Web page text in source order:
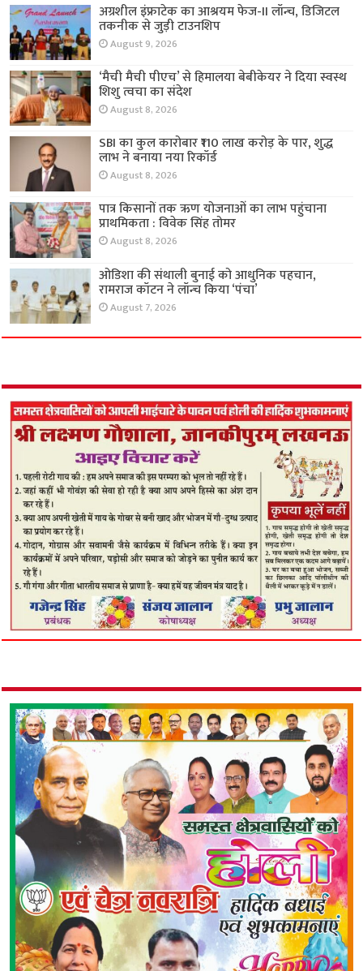
अग्रशील इंफ्राटेक का आश्रयम फेज-II लॉन्च, डिजिटल
तकनीक से जुड़ी टाउनशिप
August 9, 2026
‘मैची मैची पीएच’ से हिमालया बेबीकेयर ने दिया स्वस्थ
शिशु त्वचा का संदेश
August 8, 2026
SBI का कुल कारोबार ₹110 लाख करोड़ के पार, शुद्ध
लाभ ने बनाया नया रिकॉर्ड
August 8, 2026
पात्र किसानों तक ऋण योजनाओं का लाभ पहुंचाना
प्राथमिकता : विवेक सिंह तोमर
August 8, 2026
ओडिशा की संथाली बुनाई को आधुनिक पहचान,
रामराज कॉटन ने लॉन्च किया ‘पंचा’
August 7, 2026